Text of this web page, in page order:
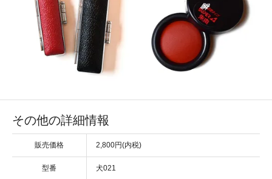
その他の詳細情報
販売価格 2,800円(内税)
型番 犬021